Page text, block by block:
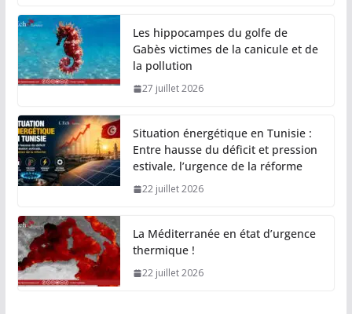
Les hippocampes du golfe de
Gabès victimes de la canicule et de
la pollution
27 juillet 2026
Situation énergétique en Tunisie :
Entre hausse du déficit et pression
estivale, l’urgence de la réforme
22 juillet 2026
La Méditerranée en état d’urgence
thermique !
22 juillet 2026